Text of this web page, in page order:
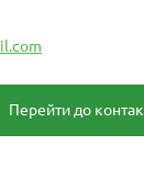
Перейти до